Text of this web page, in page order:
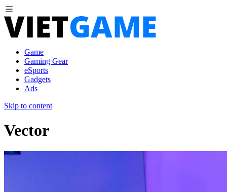
Game
Gaming Gear
eSports
Gadgets
Ads
Skip to content
Vector